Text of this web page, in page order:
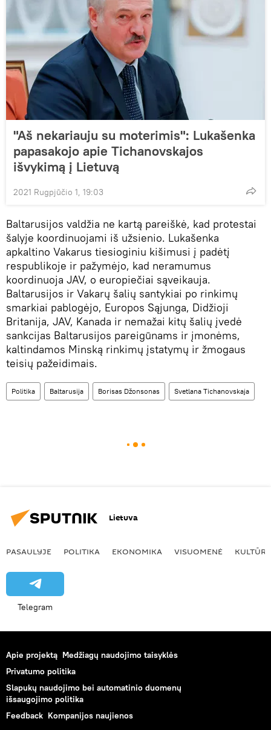
"Aš nekariauju su moterimis": Lukašenka
papasakojo apie Tichanovskajos
išvykimą į Lietuvą
2021 Rugpjūčio 1, 19:03
Baltarusijos valdžia ne kartą pareiškė, kad protestai
šalyje koordinuojami iš užsienio. Lukašenka
apkaltino Vakarus tiesioginiu kišimusi į padėtį
respublikoje ir pažymėjo, kad neramumus
koordinuoja JAV, o europiečiai sąveikauja.
Baltarusijos ir Vakarų šalių santykiai po rinkimų
smarkiai pablogėjo, Europos Sąjunga, Didžioji
Britanija, JAV, Kanada ir nemažai kitų šalių įvedė
sankcijas Baltarusijos pareigūnams ir įmonėms,
kaltindamos Minską rinkimų įstatymų ir žmogaus
teisių pažeidimais.
Politika Baltarusija Borisas Džonsonas Svetlana Tichanovskaja
Lietuva
PASAULYJE POLITIKA EKONOMIKA VISUOMENĖ KULTŪRA
Telegram
Apie projektą Medžiagų naudojimo taisyklės
Privatumo politika
Slapukų naudojimo bei automatinio duomenų
išsaugojimo politika
Feedback Kompanijos naujienos